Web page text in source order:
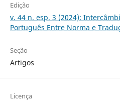
Edição
v. 44 n. esp. 3 (2024):
Português Entre Norma e
Seção
Artigos
Licença